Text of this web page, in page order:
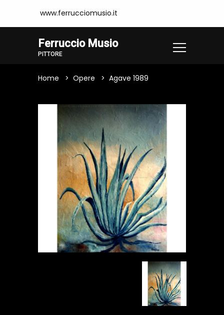
www.ferrucciomusio.it
Ferruccio Musio
PITTORE
Home Opere Agave 1989